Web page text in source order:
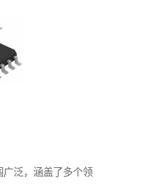
广泛，涵盖了多个领